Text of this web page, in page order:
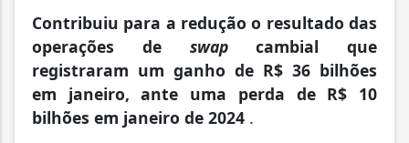
Contribuiu para a redução o resultado das
operações de swapcambial que
registraram um ganho de R$ 36 bilhões
em janeiro, ante uma perda de R$ 10
bilhões em janeiro de 2024 .